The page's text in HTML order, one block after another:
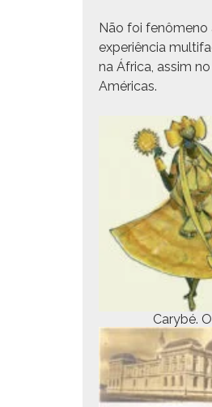
Não foi
exper­iên­cia
na África, assim
Américas.
Cary­bé.